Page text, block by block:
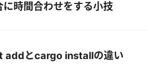
時間合わせをする小技
とcargo installの違い